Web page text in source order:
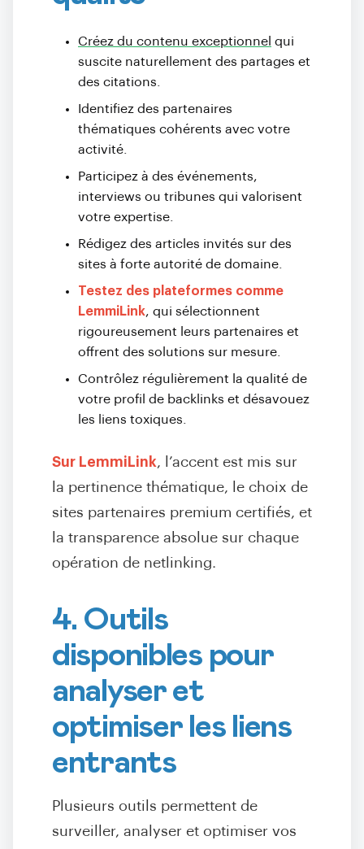
Créez du contenu exceptionnel qui
suscite naturellement des partages et
des citations.
Identifiez des partenaires
thématiques cohérents avec votre
activité.
Participez à des événements,
interviews ou tribunes qui valorisent
votre expertise.
Rédigez des articles invités sur des
sites à forte autorité de domaine.
Testez des plateformes comme
LemmiLink, qui sélectionnent
rigoureusement leurs partenaires et
offrent des solutions sur mesure.
Contrôlez régulièrement la qualité de
votre profil de backlinks et désavouez
les liens toxiques.
Sur LemmiLink, l’accent est mis sur
la pertinence thématique, le choix de
sites partenaires premium certifiés, et
la transparence absolue sur chaque
opération de netlinking.
4. Outils
disponibles pour
analyser et
optimiser les liens
entrants
Plusieurs outils permettent de
surveiller, analyser et optimiser vos